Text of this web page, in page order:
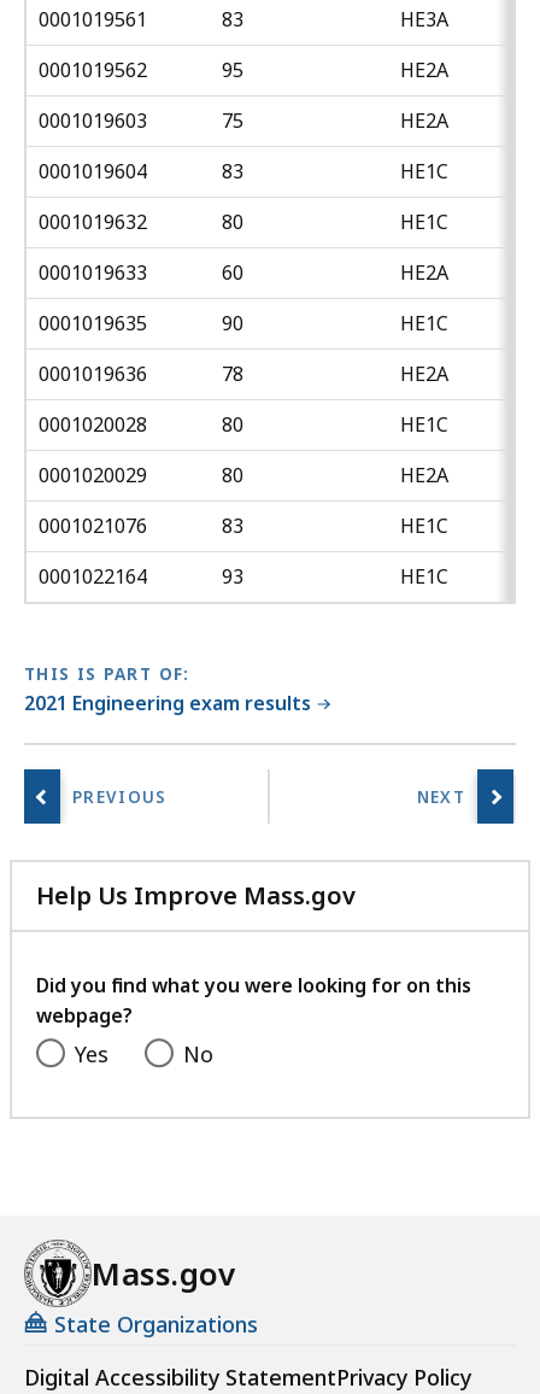
0001019561
83
HE3A
0001019562
95
HE2A
0001019603
75
HE2A
0001019604
83
HE1C
0001019632
80
HE1C
0001019633
60
HE2A
0001019635
90
HE1C
0001019636
78
HE2A
0001020028
80
HE1C
0001020029
80
HE2A
0001021076
83
HE1C
0001022164
93 HE1C
THIS IS PART OF:
2021 Engineering exam results
Help Us Improve Mass.gov
with
feedback
Did you find what you were looking for on this
webpage?
Yes No
Mass.gov
State Organizations
Digital Accessibility StatementPrivacy Policy